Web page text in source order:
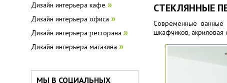
СТЕКЛЯННЫЕ
Современные ванные
шкафчиков, акриловая
Дизайн интерьера кафе »
Дизайн интерьера офиса »
Дизайн интерьера ресторана »
Дизайн интерьера магазина »
МЫ В СОЦИАЛЬНЫХ